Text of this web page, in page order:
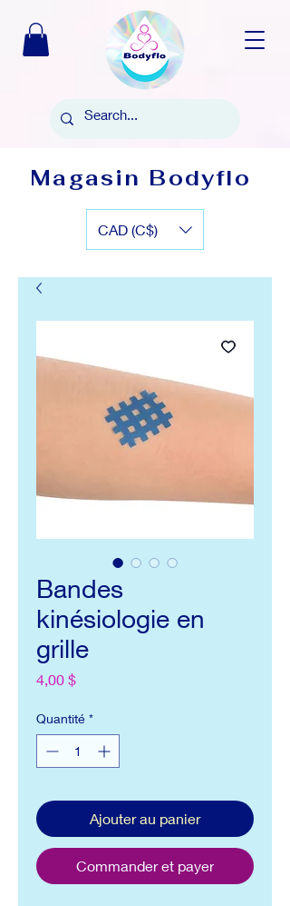
Magasin Bodyflo
CAD (C$)
Bandes
kinésiologie en
grille
4,00 $Prix
Quantité *
Ajouter au panier
Commander et payer